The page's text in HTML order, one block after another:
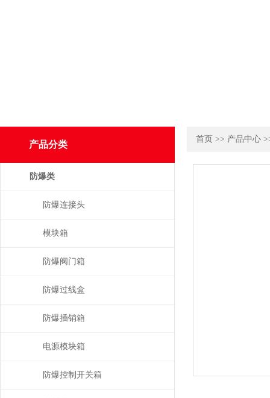
首页 >> 产品中心
产品分类
防爆类
防爆连接头
模块箱
防爆阀门箱
防爆过线盒
防爆插销箱
电源模块箱
防爆控制开关箱